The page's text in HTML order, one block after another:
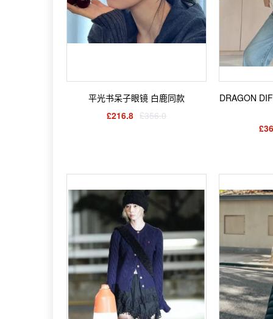
平光书呆子眼镜 白鹿同款
£216.8 £356.0
DRAGON